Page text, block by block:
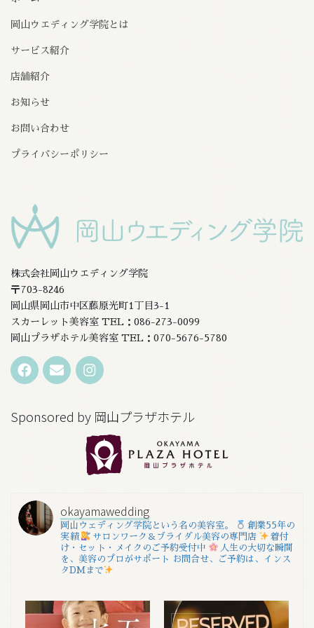
岡山ウエディング学院とは
サービス紹介
店舗紹介
お知らせ
お問い合わせ
プライバシーポリシー
株式会社岡山ウエディング学院
〒703-8246
岡山県岡山市中区藤原光町1丁目3-1
スカーレット美容室 TEL：086-273-0099
岡山プラザホテル美容室 TEL：070-5676-5780
Sponsored by 岡山プラザホテル
okayamawedding
岡山ウェディング学院という名の美容室。
創業55年の
実績
サロンワーク＆ブライダル美容の専門店
着付
け・セット・メイクのご予約受付中
人生の大切な瞬間
を、美容のプロがサポート
お問合せ、ご予約は、インス
タDMまで